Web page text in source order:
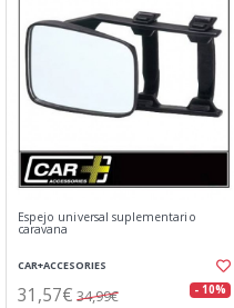
Espejo universal suplementario
caravana
CAR+ACCESORIES
31,57€ 34,99€ - 10%